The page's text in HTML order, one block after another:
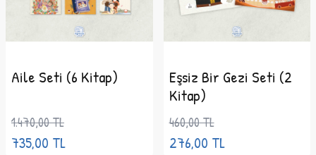
Aile Seti (6 Kitap)
1.470,00TL
735,00 TL
Eşsiz Bir Gezi Seti (2
Kitap)
460,00TL
276,00 TL